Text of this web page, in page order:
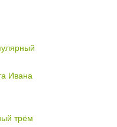
Ивана
трём